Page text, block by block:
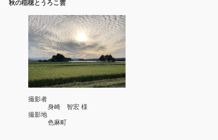
秋の稲穂とうろこ雲
撮影者
身崎 智宏 様
撮影地
色麻町